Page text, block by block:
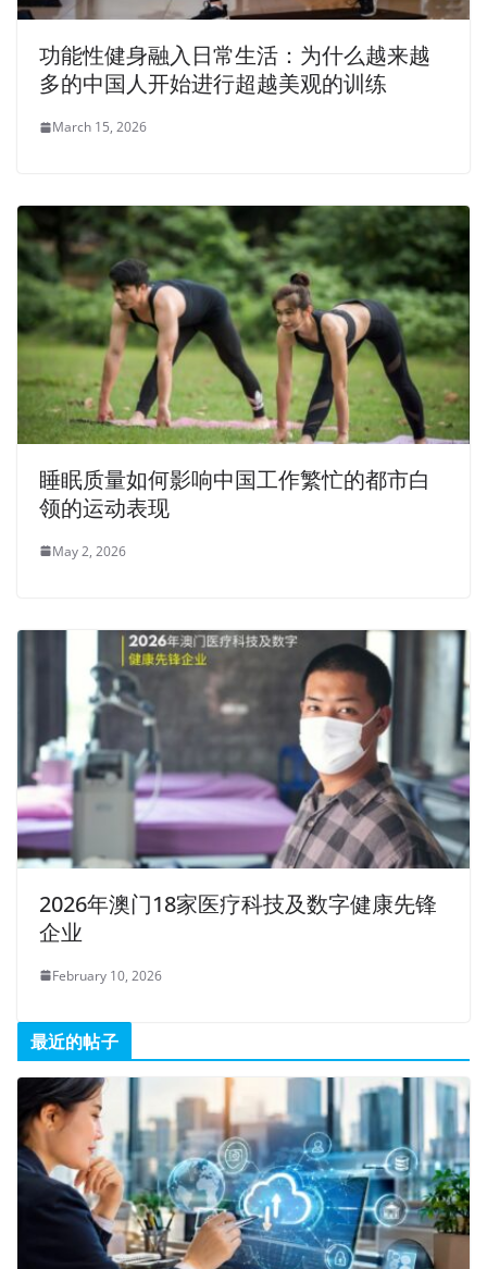
功能性健身融入日常生活：为什么越来越
多的中国人开始进行超越美观的训练
March 15, 2026
睡眠质量如何影响中国工作繁忙的都市白
领的运动表现
May 2, 2026
2026年澳门18家医疗科技及数字健康先锋
企业
February 10, 2026
最近的帖子